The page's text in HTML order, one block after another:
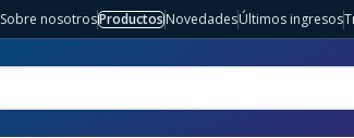
Sobre nosotrosProductosNovedadesÚltimos ingresos